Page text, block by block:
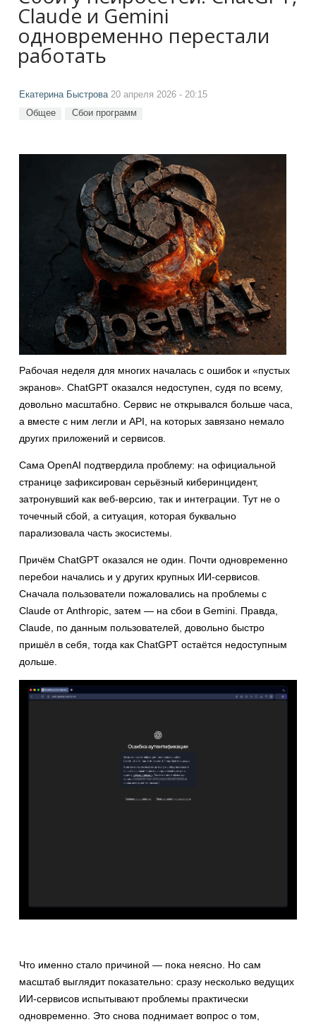
Claude и Gemini
одновременно перестали
работать
Екатерина Быстрова20 апреля 2026 - 20:15
Общее Сбои программ
Рабочая неделя для многих началась с ошибок и «пустых
экранов». ChatGPT оказался недоступен, судя по всему,
довольно масштабно. Сервис не открывался больше часа,
а вместе с ним легли и API, на которых завязано немало
других приложений и сервисов.
Сама OpenAI подтвердила проблему: на официальной
странице зафиксирован серьёзный киберинцидент,
затронувший как веб-версию, так и интеграции. Тут не о
точечный сбой, а ситуация, которая буквально
парализовала часть экосистемы.
Причём ChatGPT оказался не один. Почти одновременно
перебои начались и у других крупных ИИ-сервисов.
Сначала пользователи пожаловались на проблемы с
Claude от Anthropic, затем — на сбои в Gemini. Правда,
Claude, по данным пользователей, довольно быстро
пришёл в себя, тогда как ChatGPT остаётся недоступным
дольше.
Что именно стало причиной — пока неясно. Но сам
масштаб выглядит показательно: сразу несколько ведущих
ИИ-сервисов испытывают проблемы практически
одновременно. Это снова поднимает вопрос о том,